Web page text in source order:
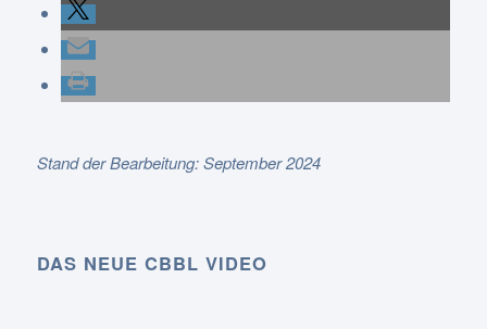
Stand der Bearbeitung: September 2024
DAS NEUE CBBL VIDEO